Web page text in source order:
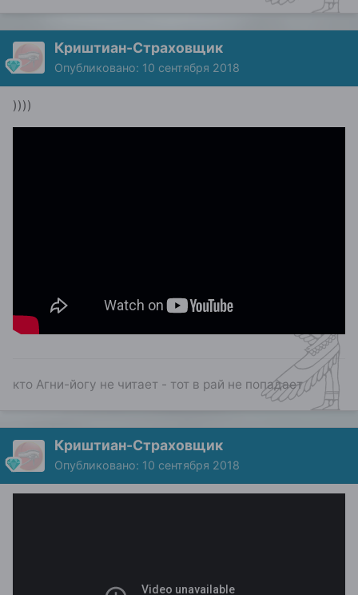
Криштиан-Страховщик
Опубликовано: 10 сентября 2018
))))
кто Агни-йогу не читает - тот в рай не попадает
Криштиан-Страховщик
Опубликовано: 10 сентября 2018